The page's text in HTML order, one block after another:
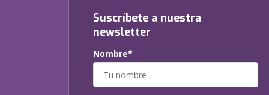
Suscríbete a nuestra
newsletter
Nombre*